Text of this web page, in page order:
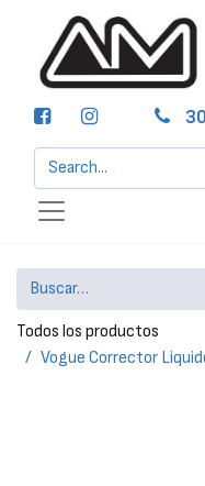
Todos los productos
Vogue Corrector